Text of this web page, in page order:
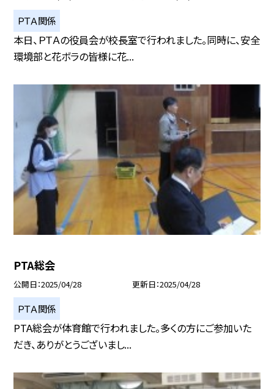
ＰＴＡ関係
本日、ＰＴＡの役員会が校長室で行われました。同時に、安全
環境部と花ボラの皆様に花...
PTA総会
公開日 2025/04/28 更新日 2025/04/28
ＰＴＡ関係
PTA総会が体育館で行われました。多くの方にご参加いた
だき、ありがとうございまし...